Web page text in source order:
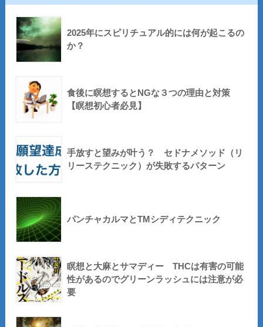
2025年にスピリチュアル的には何が起こるの
か？
食後に瞑想するとNGな３つの理由と対策
【瞑想初心者必見】
手放すと望みが叶う？ セドナメソッド（リ
リーステクニック）が失敗するパターン
パンチャカルマとTMシディテクニック
瞑想と大麻とサマディー THCは有害の可能
性があるのでグリーンラッシュには注意が必
要